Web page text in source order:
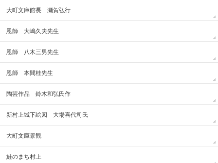
大町文庫館長 瀬賀弘行
恩師 大嶋久夫先生
恩師 八木三男先生
恩師 本間桂先生
陶芸作品 鈴木和弘氏作
新村上城下絵図 大場喜代司氏
大町文庫景観
鮭のまち村上